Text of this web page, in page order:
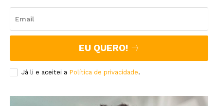
EU QUERO!
Já li e aceitei a Política de privacidade.